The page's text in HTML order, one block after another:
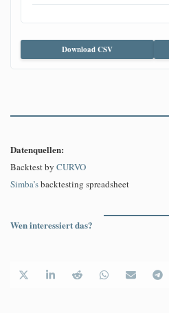
Download CSV
Datenquellen:
Backtest by CURVO
Simba’sbacktesting spreadsheet
Wen interessiert das?